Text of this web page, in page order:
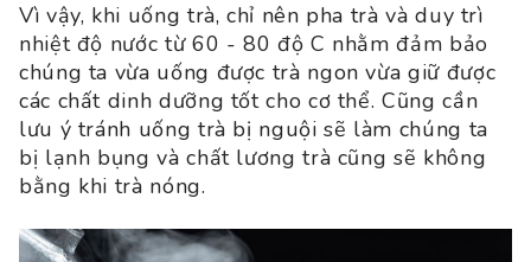
Vì vậy, khi uống trà, chỉ nên pha trà và duy trì
nhiệt độ nước từ 60 - 80 độ C nhằm đảm bảo
chúng ta vừa uống được trà ngon vừa giữ được
các chất dinh dưỡng tốt cho cơ thể. Cũng cần
lưu ý tránh uống trà bị nguội sẽ làm chúng ta
bị lạnh bụng và chất lương trà cũng sẽ không
bằng khi trà nóng.